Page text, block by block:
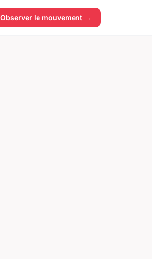
Observer le mouvement →